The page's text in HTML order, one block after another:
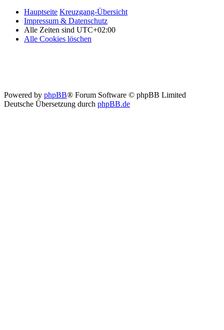
Hauptseite Kreuzgang-Übersicht
Impressum & Datenschutz
Alle Zeiten sind UTC+02:00
Alle Cookies löschen
Powered by phpBB® Forum Software © phpBB Limited
Deutsche Übersetzung durch phpBB.de